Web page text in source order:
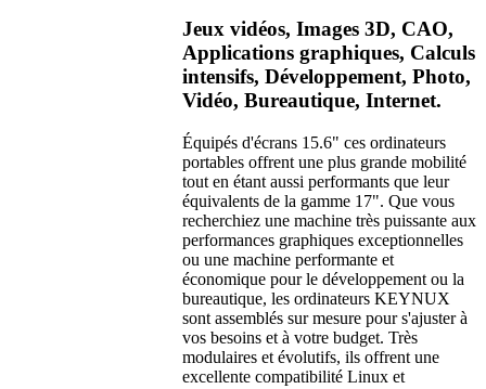
Jeux vidéos, Images 3D, CAO,
Applications graphiques, Calculs
intensifs, Développement, Photo,
Vidéo, Bureautique, Internet.
Équipés d'écrans 15.6" ces ordinateurs
portables offrent une plus grande mobilité
tout en étant aussi performants que leur
équivalents de la gamme 17". Que vous
recherchiez une machine très puissante aux
performances graphiques exceptionnelles
ou une machine performante et
économique pour le développement ou la
bureautique, les ordinateurs KEYNUX
sont assemblés sur mesure pour s'ajuster à
vos besoins et à votre budget. Très
modulaires et évolutifs, ils offrent une
excellente compatibilité Linux et